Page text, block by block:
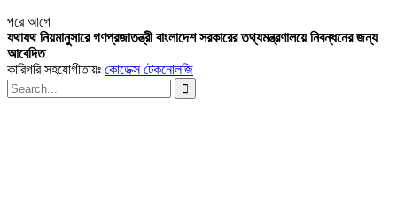
পরেআগে
যথাযথ নিয়মানুসারে গণপ্রজাতন্ত্রী বাংলাদেশ সরকারের তথ্যমন্ত্রণালয়ে নিবন্ধনের জন্য
আবেদিত
কারিগরি সহযোগীতায়ঃ কোডেক্স টেকনোলজি